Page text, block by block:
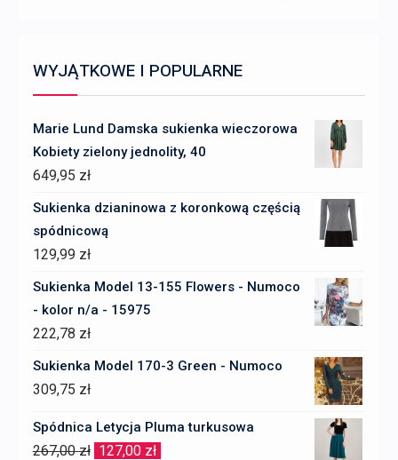
WYJĄTKOWE I POPULARNE
Marie Lund Damska sukienka wieczorowa
Kobiety zielony jednolity, 40
649,95 zł
Sukienka dzianinowa z koronkową częścią
spódnicową
129,99 zł
Sukienka Model 13-155 Flowers - Numoco
- kolor n/a - 15975
222,78 zł
Sukienka Model 170-3 Green - Numoco
309,75 zł
Spódnica Letycja Pluma turkusowa
267,00zł Pierwotna
127,00 zł